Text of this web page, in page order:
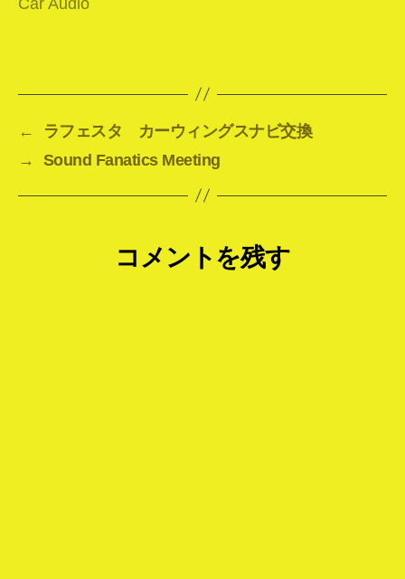
←
ラフェスタ カーウィングスナビ交換
→
Sound Fanatics Meeting
コメントを残す